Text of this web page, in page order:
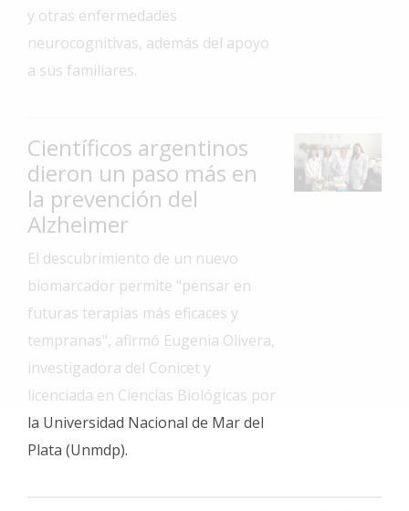
Interés
General
La
Arte
y
Espectáculos
Fotos
Familia
Clasificados
Fúnebres
y otras enfermedades
neurocognitivas, además del apoyo
a sus familiares.
Científicos argentinos
dieron un paso más en
la prevención del
Alzheimer
El descubrimiento de un nuevo
biomarcador permite "pensar en
futuras terapias más eficaces y
tempranas", afirmó Eugenia Olivera,
investigadora del Conicet y
licenciada en Ciencias Biológicas por
la Universidad Nacional de Mar del
Plata (Unmdp).